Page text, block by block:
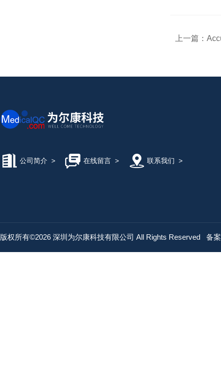
上一篇：
公司简介 > 在线留言> 联系我们 >
版权所有©2026 深圳为尔康科技有限公司 All Rights Reserved 备